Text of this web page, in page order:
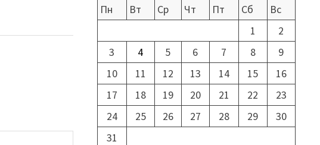
Пн
Вт Ср Чт Пт Сб
Вс
1
2
3
4 5 6 7 8
9
10
11 12 13 14 15
16
17
18 19 20 21 22
23
24
25 26 27 28 29
30
31